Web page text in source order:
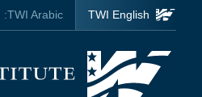
Skip to main content
Homepage
TWI English
TWI Arabic: